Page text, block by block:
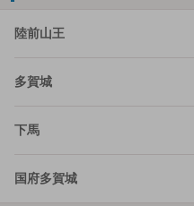
陸前山王
多賀城
下馬
国府多賀城